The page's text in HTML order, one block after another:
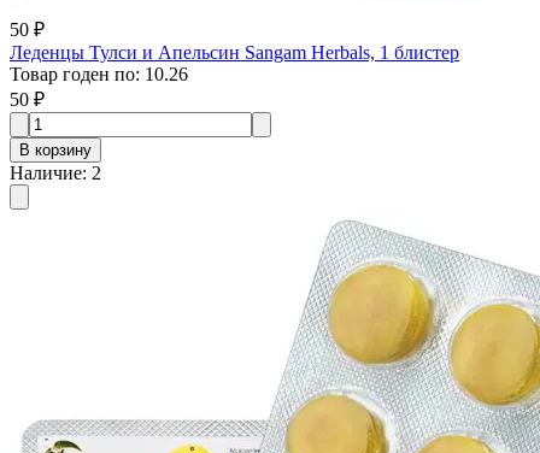
50 ₽
Леденцы Тулси и Апельсин Sangam Herbals, 1 блистер
Товар годен по: 10.26
50 ₽
В корзину
Наличие: 2